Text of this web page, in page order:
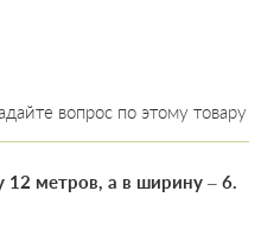
вопрос по этому товару
12 метров, а в ширину – 6.